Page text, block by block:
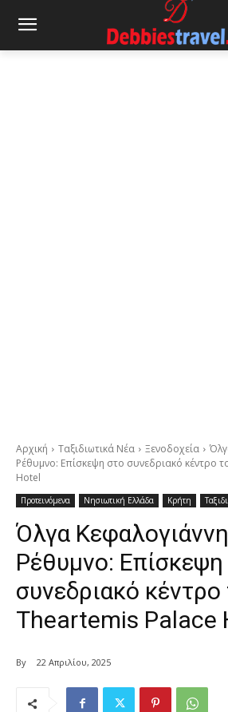
Αρχική Ταξιδιωτικά Νέα Ξενοδοχεία
Ρέθυμνο: Επίσκεψη στο συνεδριακό κέντρο
Hotel
Προτεινόμενα Νησιωτική Ελλάδα Κρήτη
Όλγα
Ρέθυμνο:
συνεδριακό κέντρο
Theartemis Palace
By 22 Απριλίου, 2025